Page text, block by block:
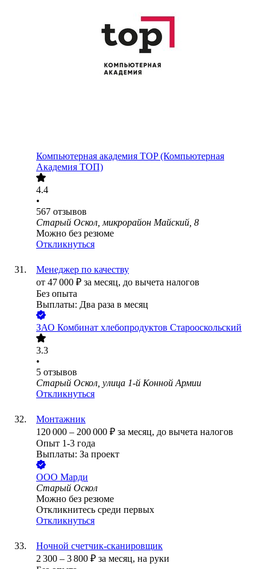
Компьютерная академия TOP (Компьютерная
Академия ТОП)
4.4
•
567 отзывов
Старый Оскол, микрорайон Майский, 8
Можно без резюме
Откликнуться
Менеджер по качеству
от 47 000 ₽ за месяц, до вычета налогов
Без опыта
Выплаты: Два раза в месяц
ЗАО Комбинат хлебопродуктов Старооскольский
3.3
•
5 отзывов
Старый Оскол, улица 1-й Конной Армии
Откликнуться
Монтажник
120 000 – 200 000 ₽ за месяц, до вычета налогов
Опыт 1-3 года
Выплаты: За проект
ООО Марди
Старый Оскол
Можно без резюме
Откликнитесь среди первых
Откликнуться
Ночной счетчик-сканировщик
2 300 – 3 800 ₽ за месяц, на руки